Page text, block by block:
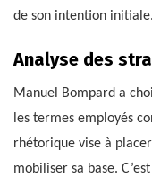
de son intention initiale.
Analyse des
Manuel Bompard a
les termes employés
rhétorique vise à
mobiliser sa base.